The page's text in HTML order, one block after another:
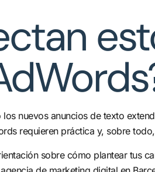
los nuevos anuncios de texto
requieren práctica y, sobre
sobre cómo plantear tus